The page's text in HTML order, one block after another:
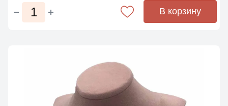
В корзину